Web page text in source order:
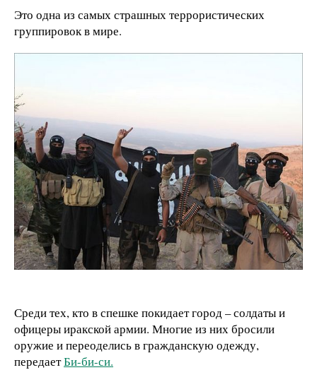
Это одна из самых страшных террористических
группировок в мире.
Среди тех, кто в спешке покидает город – солдаты и
офицеры иракской армии. Многие из них бросили
оружие и переоделись в гражданскую одежду,
передаетБи-би-си.